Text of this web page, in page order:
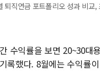
퇴직연금 포트폴리오 성과 비
수익률을 보면 20~30
록했다. 8월에는 수익률